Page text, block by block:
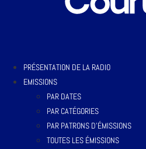
PRÉSENTATION DE LA RADIO
EMISSIONS
PAR DATES
PAR CATÉGORIES
PAR PATRONS D’ÉMISSIONS
TOUTES LES ÉMISSIONS